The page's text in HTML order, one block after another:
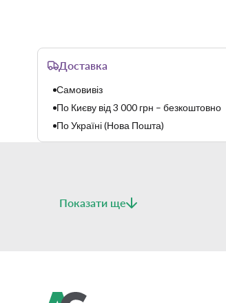
Доставка
Самовивіз
По Києву від 3 000 грн – безкоштовно
По Україні (Нова Пошта)
Показати ще